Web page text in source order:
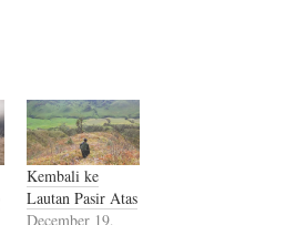
Kembali ke
Lautan Pasir Atas
December 19,